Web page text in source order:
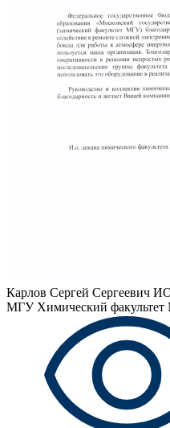
Карлов Сергей Сергеевич ИО
МГУ Химический